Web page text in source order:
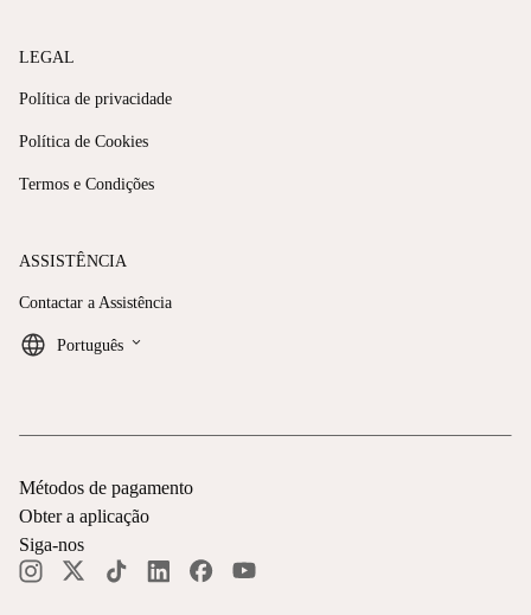
LEGAL
Política de privacidade
Política de Cookies
Termos e Condições
ASSISTÊNCIA
Contactar a Assistência
Português keyboard_arrow_down
Métodos de pagamento
Obter a aplicação
Siga-nos